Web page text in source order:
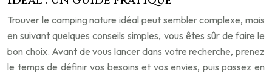
Trouver le camping nature idéal peut sembler complexe, mais
en suivant quelques conseils simples, vous êtes sûr de faire le
bon choix. Avant de vous lancer dans votre recherche, prenez
le temps de définir vos besoins et vos envies, puis passez en